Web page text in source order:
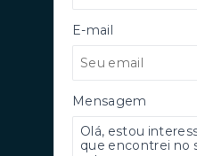
E-mail
Mensagem